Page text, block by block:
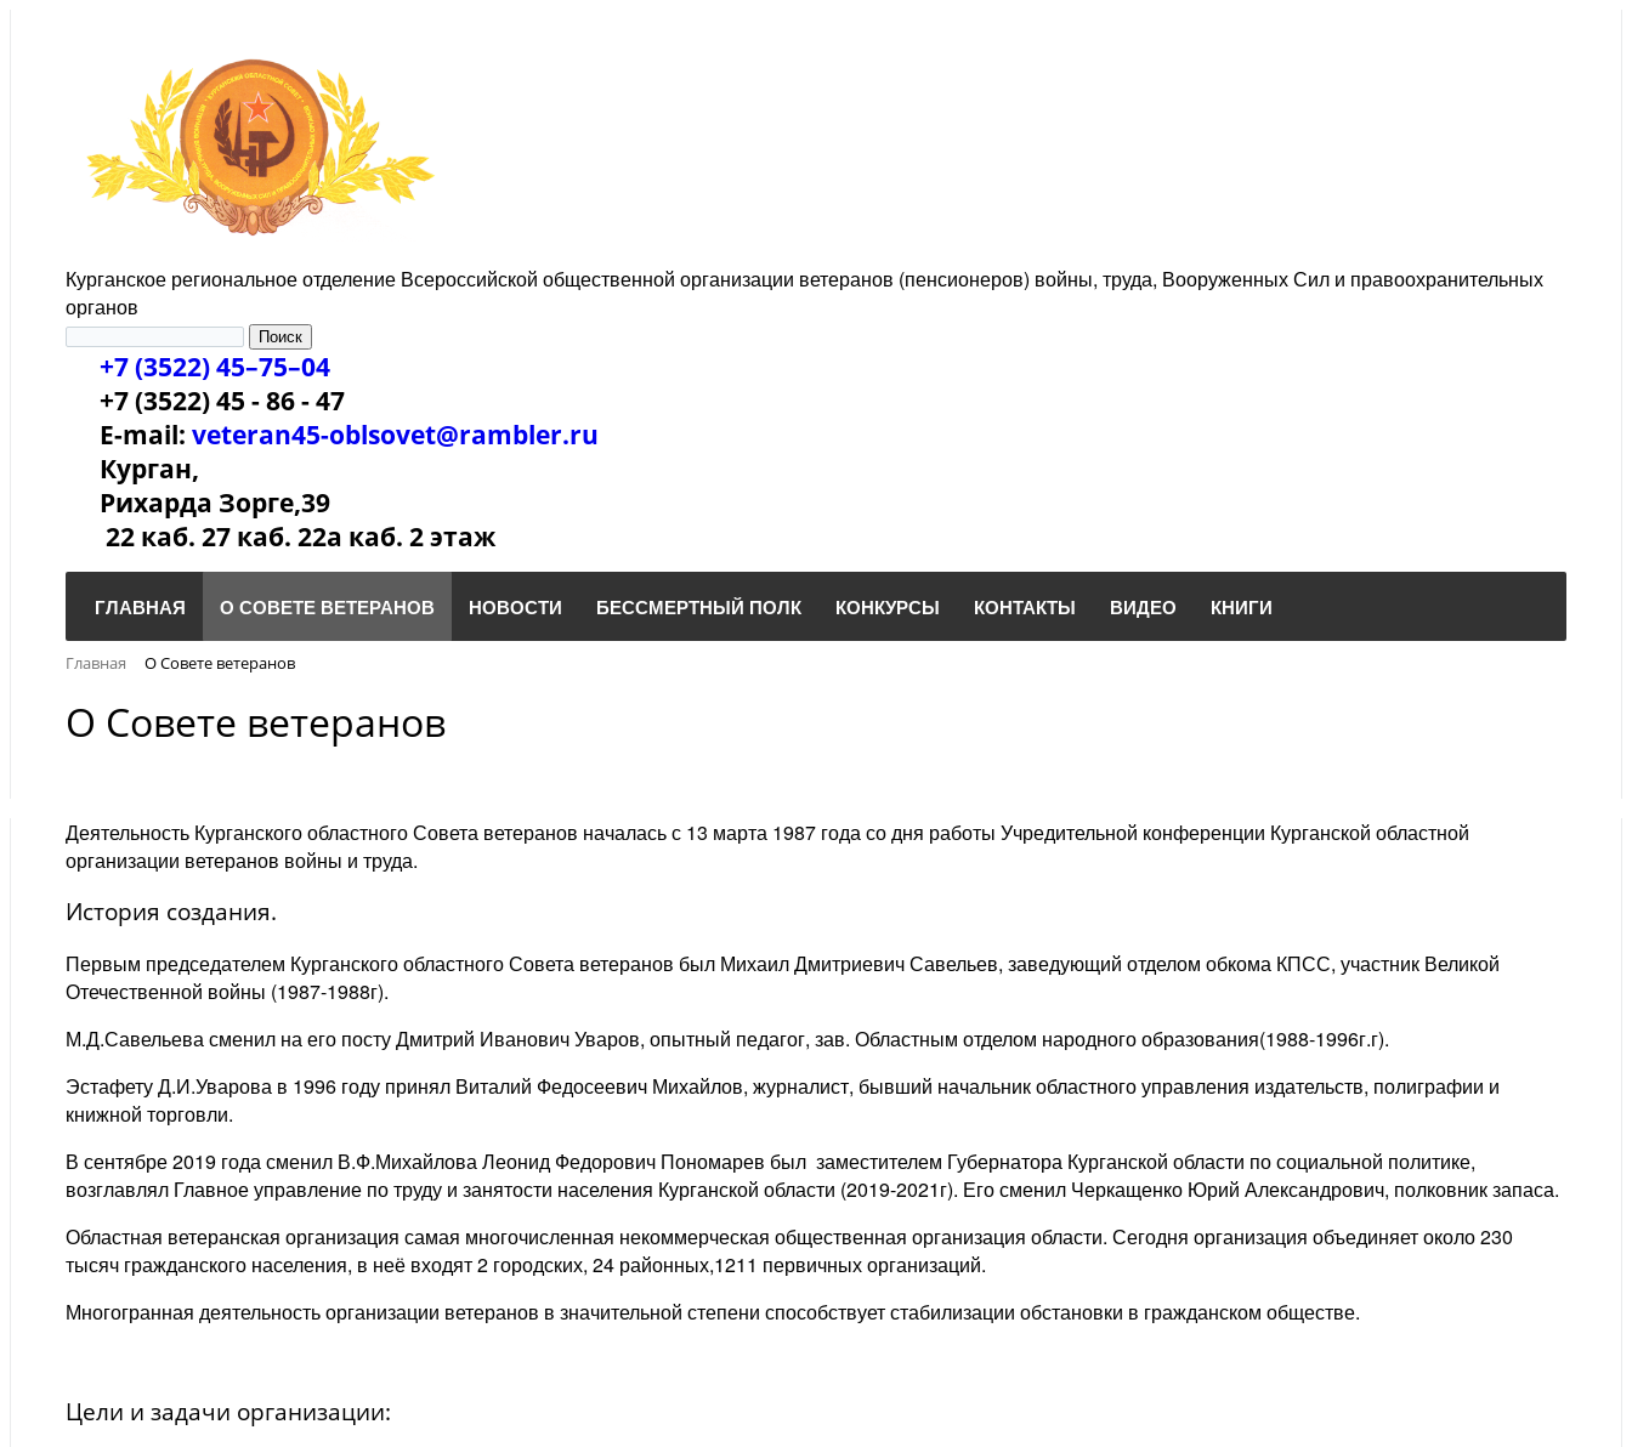
Курганское региональное отделение Всероссийской общественной организации ветеранов (пенсионеров) войны, труда, Вооруженных Сил и правоохранительных
органов
+7 (3522) 45–75–04
+7 (3522) 45 - 86 - 47
E-mail: veteran45-oblsovet@rambler.ru
Курган,
Рихарда Зорге,39
22 каб. 27 каб. 22а каб. 2 этаж
ГЛАВНАЯ О СОВЕТЕ ВЕТЕРАНОВ НОВОСТИ БЕССМЕРТНЫЙ ПОЛК КОНКУРСЫ КОНТАКТЫ ВИДЕО КНИГИ
Главная О Совете ветеранов
О Совете ветеранов
Деятельность Курганского областного Совета ветеранов началась с 13 марта 1987 года со дня работы Учредительной конференции Курганской областной
организации ветеранов войны и труда.
История создания.
Первым председателем Курганского областного Совета ветеранов был Михаил Дмитриевич Савельев, заведующий отделом обкома КПСС, участник Великой
Отечественной войны (1987-1988г).
М.Д.Савельева сменил на его посту Дмитрий Иванович Уваров, опытный педагог, зав. Областным отделом народного образования(1988-1996г.г).
Эстафету Д.И.Уварова в 1996 году принял Виталий Федосеевич Михайлов, журналист, бывший начальник областного управления издательств, полиграфии и
книжной торговли.
В сентябре 2019 года сменил В.Ф.Михайлова Леонид Федорович Пономарев был заместителем Губернатора Курганской области по социальной политике,
возглавлял Главное управление по труду и занятости населения Курганской области (2019-2021г). Его сменил Черкащенко Юрий Александрович, полковник запаса.
Областная ветеранская организация самая многочисленная некоммерческая общественная организация области. Сегодня организация объединяет около 230
тысяч гражданского населения, в неё входят 2 городских, 24 районных,1211 первичных организаций.
Многогранная деятельность организации ветеранов в значительной степени способствует стабилизации обстановки в гражданском обществе.
Цели и задачи организации: